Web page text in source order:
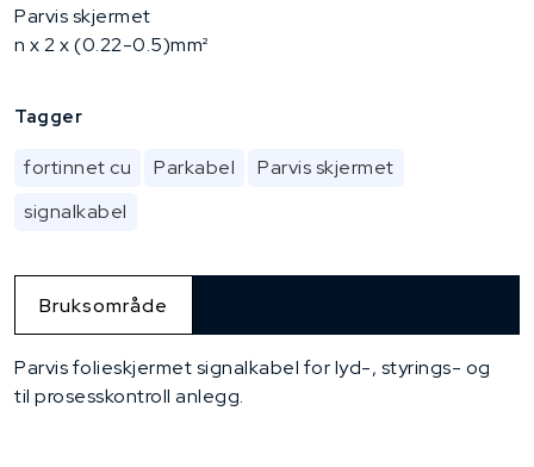
Parvis skjermet
n x 2 x (0.22-0.5)mm²
Tagger
fortinnet cu Parkabel
Parvis skjermet
signalkabel
Bruksområde
Parvis folieskjermet signalkabel for lyd-, styrings- og
til prosesskontroll anlegg.